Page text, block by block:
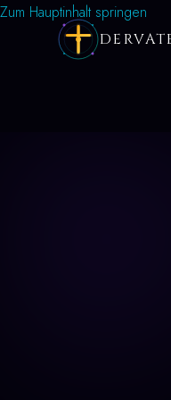
Zum Hauptinhalt springen